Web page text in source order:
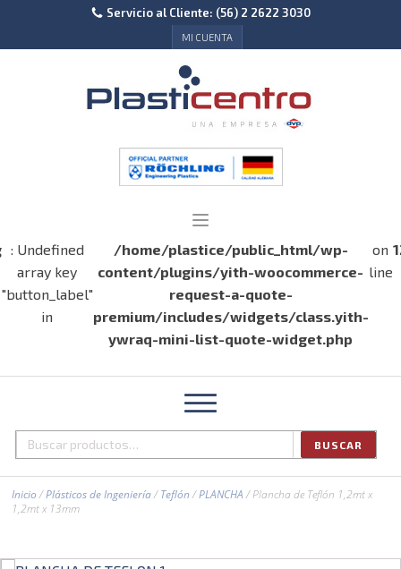
Servicio al Cliente: (56) 2 2622 3030
MI CUENTA
: Undefined
array key
"button_label"
in
/home/plastice/public_html/wp-
content/plugins/yith-woocommerce-
request-a-quote-
premium/includes/widgets/class.yith-
ywraq-mini-list-quote-widget.php
on
line
Buscar
BUSCAR
Inicio/Plásticos de Ingeniería/Teflón/PLANCHA/ Plancha de Teflón 1,2mt x
1,2mt x 13mm